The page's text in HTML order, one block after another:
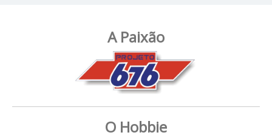
A Paixão
O Hobbie